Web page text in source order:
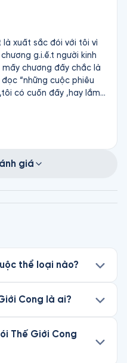
xuất sắc đói với tôi vì
g.i.ế.t người kinh
chương đấy chắc là
“những cuộc phiêu
,tôi có cuốn đấy ,hay lắm
nơi bán nữa.Mong
giá
thể loại nào?
Cong là ai?
Thế Giới Cong